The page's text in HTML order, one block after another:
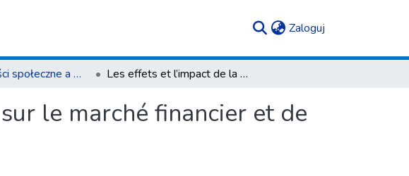
Zaloguj
Nierówności społeczne a wzrost gospodarczy z. 38(2)/2014 Les effets et l’impact de la crise financière sur le marché financier et de banques polonaises
le marché financier et de